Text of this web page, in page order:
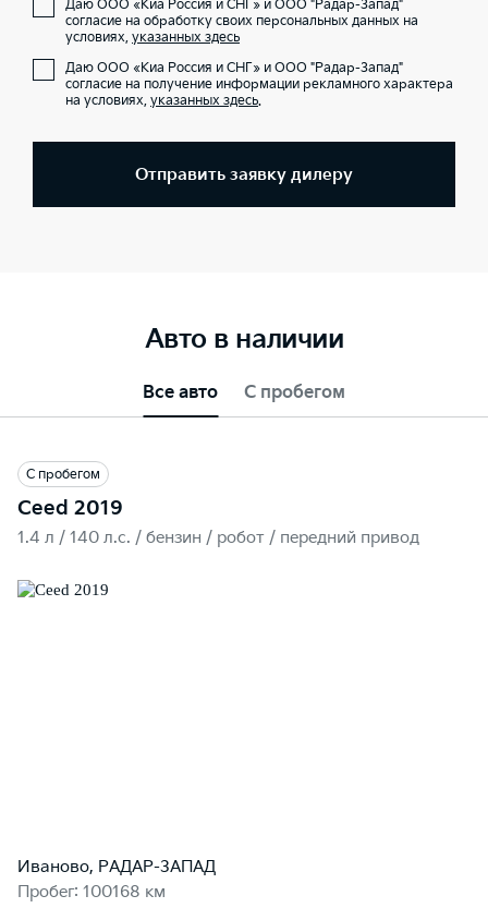
Даю ООО «Киа Россия и СНГ» и ООО "Радар-Запад"
согласие на обработку своих персональных данных на
условиях, указанных здесь
Даю ООО «Киа Россия и СНГ» и ООО "Радар-Запад"
согласие на получение информации рекламного характера
на условиях, указанных здесь.
Отправить заявку дилеру
Авто в наличии
Все авто С пробегом
С пробегом
Ceed 2019
1.4 л / 140 л.c. / бензин / робот / передний привод
Иваново, РАДАР-ЗАПАД
Пробег: 100168 км